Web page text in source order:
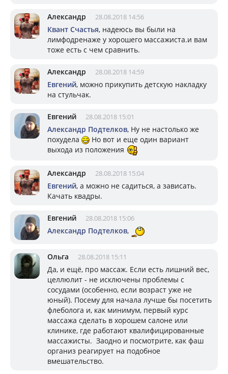
Александр 28.08.2018 14:56
Квант Счастья, надеюсь вы были на
лимфодренаже у хорошего массажиста.и вам
тоже есть с чем сравнить.
Александр 28.08.2018 14:59
Евгений, можно прикупить детскую накладку
на стульчак.
Евгений 28.08.2018 15:01
Александр Подтелков, Ну не настолько же
похудела
Но вот и еще один вариант
выхода из положения
Александр 28.08.2018 15:04
Евгений, а можно не садиться, а зависать.
Качать квадры.
Евгений 28.08.2018 15:06
Александр Подтелков,
Ольга 28.08.2018 15:11
Да, и ещё, про массаж. Если есть лишний вес,
целлюлит - не исключены проблемы с
сосудами (особенно, если возраст уже не
юный). Посему для начала лучше бы посетить
флеболога и, как минимум, первый курс
массажа сделать в хорошем салоне или
клинике, где работают квалифицированные
массажисты. Заодно и посмотрите, как фаш
организ реагирует на подобное
вмешательство.